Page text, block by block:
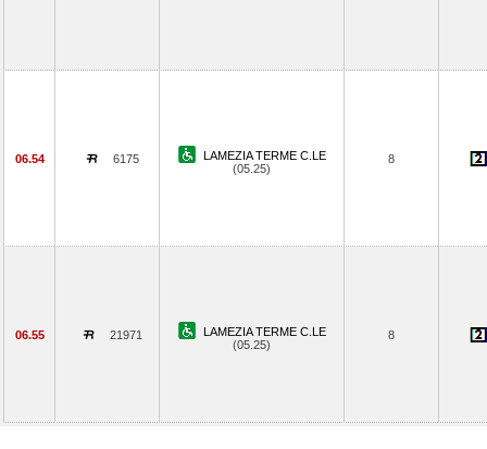
06.54 6175
LAMEZIA TERME C.LE
(05.25)
8
06.55 21971
LAMEZIA TERME C.LE
(05.25)
8